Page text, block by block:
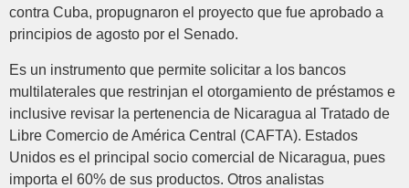
contra Cuba, propugnaron el proyecto que fue aprobado a
principios de agosto por el Senado.
Es un instrumento que permite solicitar a los bancos
multilaterales que restrinjan el otorgamiento de préstamos e
inclusive revisar la pertenencia de Nicaragua al Tratado de
Libre Comercio de América Central (CAFTA). Estados
Unidos es el principal socio comercial de Nicaragua, pues
importa el 60% de sus productos. Otros analistas